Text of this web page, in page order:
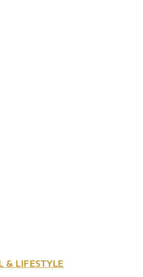
& LIFESTYLE